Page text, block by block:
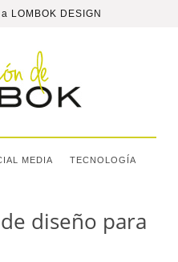
LOMBOK DESIGN
MEDIA TECNOLOGÍA
diseño para